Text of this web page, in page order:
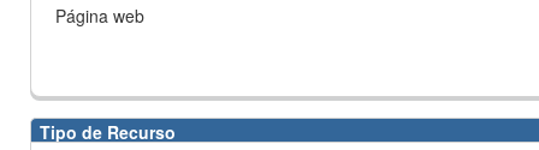
Página web
Tipo de Recurso